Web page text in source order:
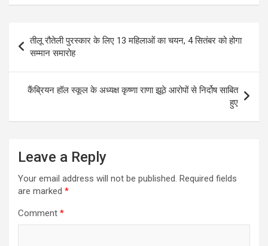
at
s
A
p
p
ce
o
o
k
e
gr
a
m
ail ar
Post
navigation
तीलू रौतेली पुरस्कार के लिए 13 महिलाओं का चयन, 4 सितंबर को होगा
सम्मान समारोह
कैंब्रियन हॉल स्कूल के अध्यक्ष कृष्णा राणा झूठे आरोपों से निर्दोष साबित
हुए
Leave a Reply
Your email address will not be published. Required fields
are marked *
Comment *